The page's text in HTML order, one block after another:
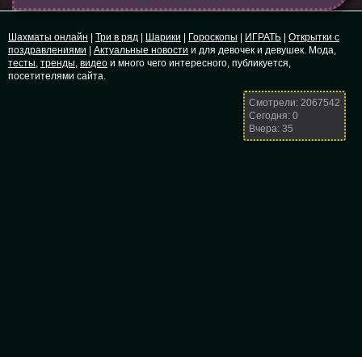
Шахматы онлайн Три в ряд Шарики Гороскопы ИГРАТЬ
Открытки с
поздравлениями
Актуальные новости и для девочек и девушек. Мода,
тесты, тренды, видео и много чего интересного, публикуется,
посетителями сайта.
Смотрели: 2067542
Сегодня: 0
Вчера: 35